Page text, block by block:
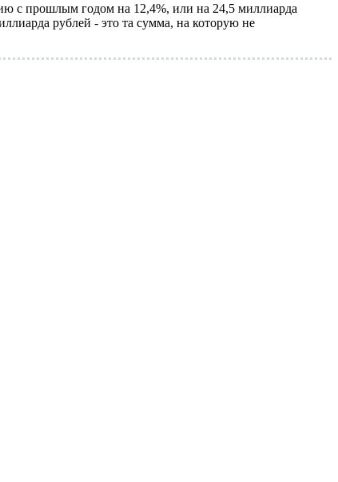
с прошлым годом на 12,4%, или на 24,5 миллиарда
рублей - это та сумма, на которую не